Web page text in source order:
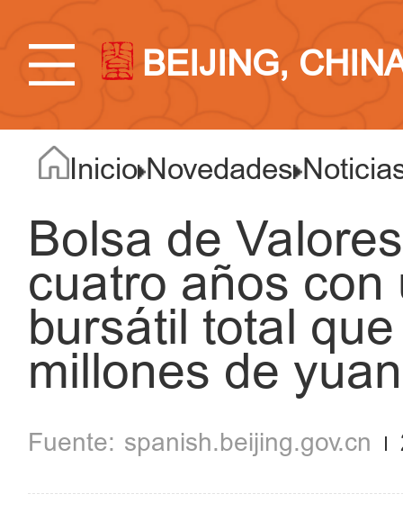
BEIJING,
Inicio Novedades
Bolsa de
cuatro años
bursátil total
millones de
spanish.beijing.gov.cn